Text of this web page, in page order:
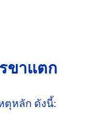
ขาแตก
ตุหลัก ดังนี้: